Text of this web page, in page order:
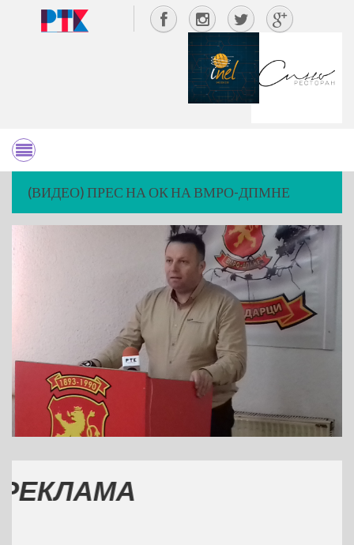
(ВИДЕО) ПРЕС НА ОК НА ВМРО-ДПМНЕ